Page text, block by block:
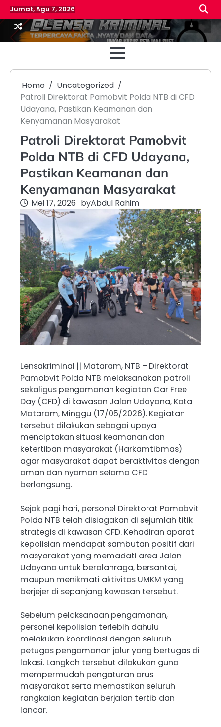
Skip
to
content
Jumat, Agu 7, 2026
Beranda
Home
Uncategorized
Patroli Direktorat Pamobvit Polda NTB di CFD
Udayana, Pastikan Keamanan dan
Kenyamanan Masyarakat
Patroli Direktorat Pamobvit
Polda NTB di CFD Udayana,
Pastikan Keamanan dan
Kenyamanan Masyarakat
Mei 17, 2026 byAbdul Rahim
Lensakriminal || Mataram, NTB – Direktorat
Pamobvit Polda NTB melaksanakan patroli
sekaligus pengamanan kegiatan Car Free
Day (CFD) di kawasan Jalan Udayana, Kota
Mataram, Minggu (17/05/2026). Kegiatan
tersebut dilakukan sebagai upaya
menciptakan situasi keamanan dan
ketertiban masyarakat (Harkamtibmas)
agar masyarakat dapat beraktivitas dengan
aman dan nyaman selama CFD
berlangsung.
Sejak pagi hari, personel Direktorat Pamobvit
Polda NTB telah disiagakan di sejumlah titik
strategis di kawasan CFD. Kehadiran aparat
kepolisian mendapat sambutan positif dari
masyarakat yang memadati area Jalan
Udayana untuk berolahraga, bersantai,
maupun menikmati aktivitas UMKM yang
berjejer di sepanjang kawasan tersebut.
Sebelum pelaksanaan pengamanan,
personel kepolisian terlebih dahulu
melakukan koordinasi dengan seluruh
petugas pengamanan jalur yang bertugas di
lokasi. Langkah tersebut dilakukan guna
mempermudah pengaturan arus
masyarakat serta memastikan seluruh
rangkaian kegiatan berjalan tertib dan
lancar.